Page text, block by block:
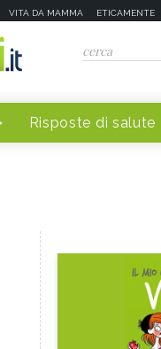
VITA DA MAMMA ETICAMENTE
Risposte di salute